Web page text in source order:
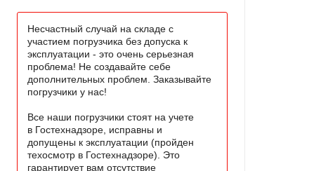
Несчастный случай на складе с
участием погрузчика без допуска к
эксплуатации - это очень серьезная
проблема! Не создавайте себе
дополнительных проблем. Заказывайте
погрузчики у нас!
Все наши погрузчики стоят на учете
в Гостехнадзоре, исправны и
допущены к эксплуатации (пройден
техосмотр в Гостехнадзоре). Это
гарантирует вам отсутствие